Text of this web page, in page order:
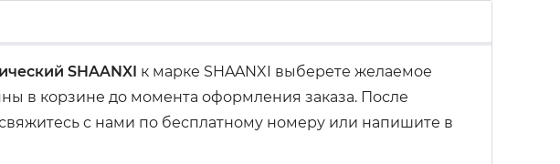
SHAANXI к марке SHAANXI выберете желаемое
в корзине до момента оформления заказа. После
с нами по бесплатному номеру или напишите в